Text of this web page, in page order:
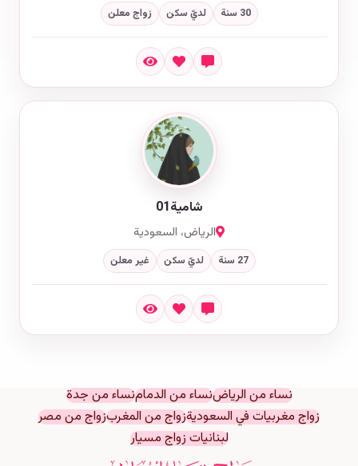
30 سنة لديّ سكن زواج معلن
شامية01
الرياض، السعودية
27 سنة لديّ سكن غير معلن
نساء من الرياضنساء من الدمامنساء من جدة
زواج مغربيات في السعوديةزواج من المغربزواج من مصر
لبنانيات زواج مسيار